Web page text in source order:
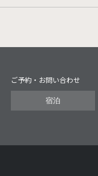
ご予約・お問い合わせ
宿泊